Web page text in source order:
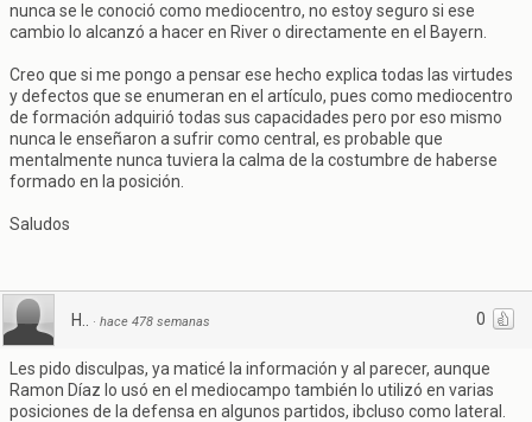
nunca se le conoció como mediocentro, no estoy seguro si ese
cambio lo alcanzó a hacer en River o directamente en el Bayern.
Creo que si me pongo a pensar ese hecho explica todas las virtudes
y defectos que se enumeran en el artículo, pues como mediocentro
de formación adquirió todas sus capacidades pero por eso mismo
nunca le enseñaron a sufrir como central, es probable que
mentalmente nunca tuviera la calma de la costumbre de haberse
formado en la posición.
Saludos
0
H.. · hace 478 semanas
Les pido disculpas, ya maticé la información y al parecer, aunque
Ramon Díaz lo usó en el mediocampo también lo utilizó en varias
posiciones de la defensa en algunos partidos, ibcluso como lateral.